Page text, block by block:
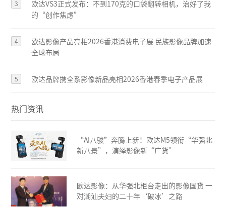
3
欧达VS3正式发布：不到170克的口袋翻转相机，治好了我
的“创作焦虑”
4
欧达影像产品亮相2026香港消费电子展 民族影像品牌加速
全球布局
5 欧达品牌携全系影像新品亮相2026香港春季电子产品展
热门资讯
“AI八骏”奔腾上新！欧达M5领衔“华强北
新八景”，演绎影像新“广货”
欧达影像：从华强北柜台走出的影像国货 一
对潮汕夫妇的二十年‘破冰’之路